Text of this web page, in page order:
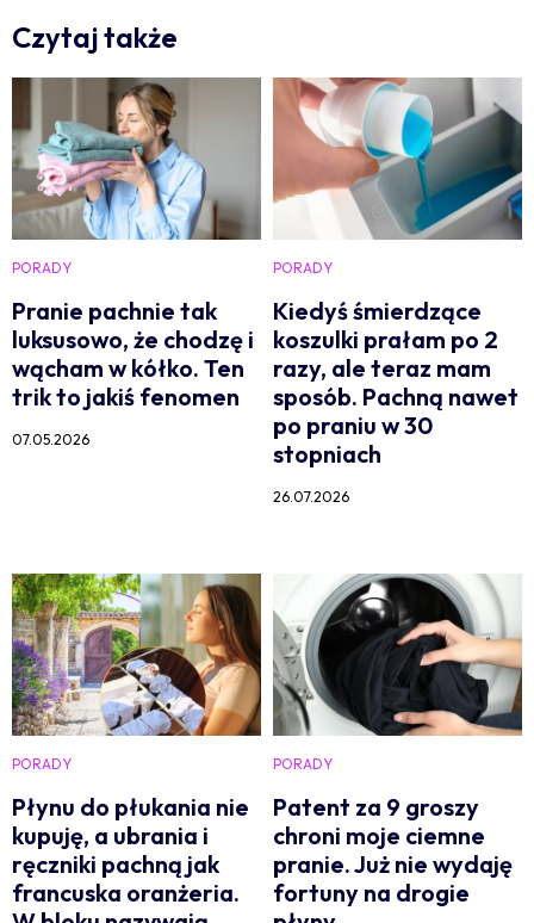
Czytaj także
PORADY
Pranie pachnie tak
luksusowo, że chodzę i
wącham w kółko. Ten
trik to jakiś fenomen
07.05.2026
PORADY
Kiedyś śmierdzące
koszulki prałam po 2
razy, ale teraz mam
sposób. Pachną nawet
po praniu w 30
stopniach
26.07.2026
PORADY
Płynu do płukania nie
kupuję, a ubrania i
ręczniki pachną jak
francuska oranżeria.
PORADY
Patent za 9 groszy
chroni moje ciemne
pranie. Już nie wydaję
fortuny na drogie